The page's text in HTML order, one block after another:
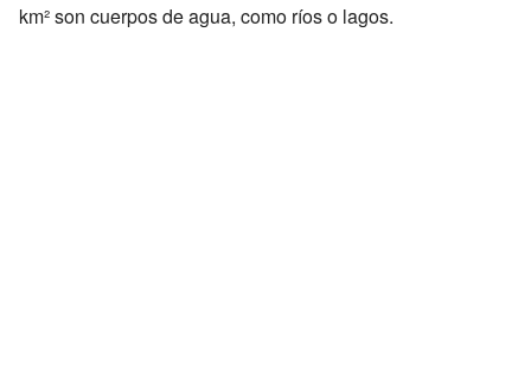
km² son cuerpos de agua, como ríos o lagos.